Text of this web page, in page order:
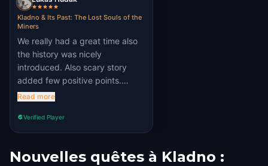
Kladno & Its Past: The Lost Souls of the
Miners
We really had a great time also
the history was nicely
introduced. Also scary story
added few positive points.
Really recommend 🤩
Read more
Verified Player
Nouvelles quêtes à Kladno :